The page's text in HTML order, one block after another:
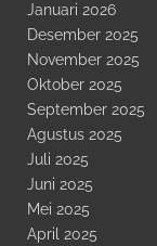
Januari 2026
Desember 2025
November 2025
Oktober 2025
September 2025
Agustus 2025
Juli 2025
Juni 2025
Mei 2025
April 2025